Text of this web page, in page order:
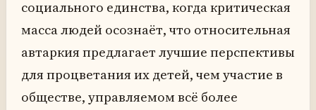
социального единства, когда критическая
масса людей осознаёт, что относительная
автаркия предлагает лучшие перспективы
для процветания их детей, чем участие в
обществе, управляемом всё более